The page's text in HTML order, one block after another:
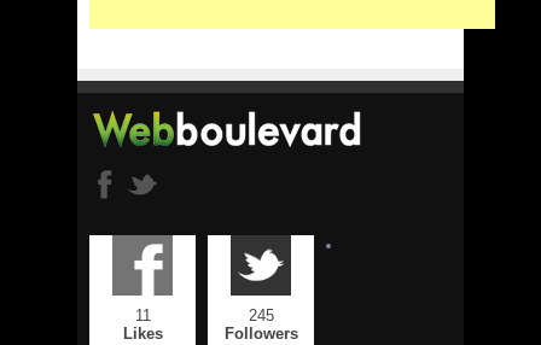
11
Likes
245
Followers